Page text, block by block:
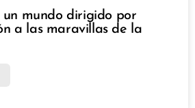
un mundo dirigido por
a las maravillas de la